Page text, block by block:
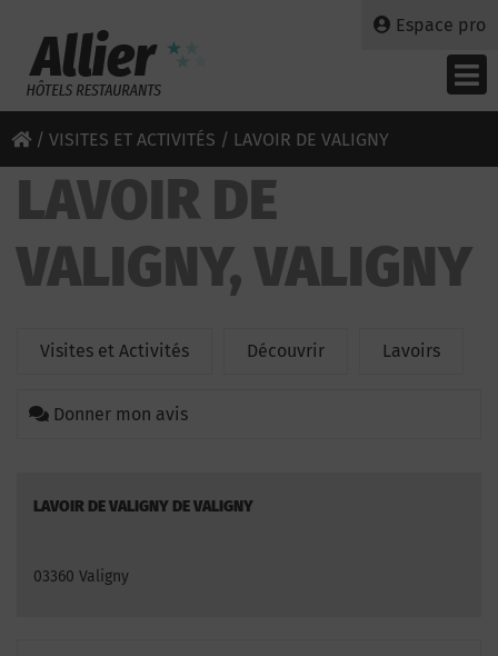
Espace pro
/ VISITES ET ACTIVITÉS / LAVOIR DE VALIGNY
LAVOIR DE
VALIGNY, VALIGNY
Visites et Activités Découvrir Lavoirs
Donner mon avis
LAVOIR DE VALIGNY DE VALIGNY
03360 Valigny